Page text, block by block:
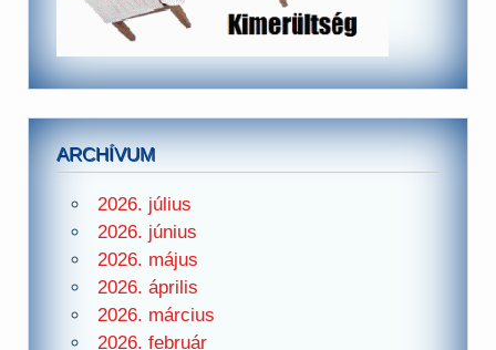
ARCHÍVUM
2026. július
2026. június
2026. május
2026. április
2026. március
2026. február